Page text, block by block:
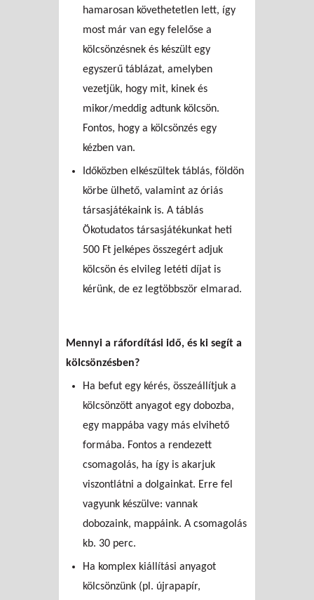
hamarosan követhetetlen lett, így
most már van egy felelőse a
kölcsönzésnek és készült egy
egyszerű táblázat, amelyben
vezetjük, hogy mit, kinek és
mikor/meddig adtunk kölcsön.
Fontos, hogy a kölcsönzés egy
kézben van.
Időközben elkészültek táblás, földön
körbe ülhető, valamint az óriás
társasjátékaink is. A táblás
Ökotudatos társasjátékunkat heti
500 Ft jelképes összegért adjuk
kölcsön és elvileg letéti díjat is
kérünk, de ez legtöbbször elmarad.
Mennyi a ráfordítási idő, és ki segít a
kölcsönzésben?
Ha befut egy kérés, összeállítjuk a
kölcsönzött anyagot egy dobozba,
egy mappába vagy más elvihető
formába. Fontos a rendezett
csomagolás, ha így is akarjuk
viszontlátni a dolgainkat. Erre fel
vagyunk készülve: vannak
dobozaink, mappáink. A csomagolás
kb. 30 perc.
Ha komplex kiállítási anyagot
kölcsönzünk (pl. újrapapír,